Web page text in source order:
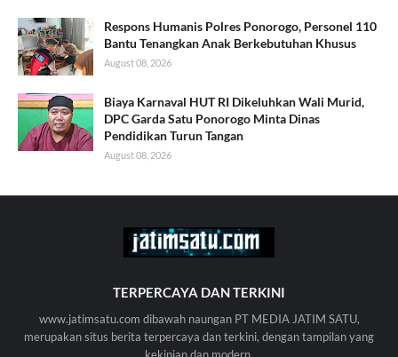
Respons Humanis Polres Ponorogo, Personel 110
Bantu Tenangkan Anak Berkebutuhan Khusus
August 08, 2026
Biaya Karnaval HUT RI Dikeluhkan Wali Murid,
DPC Garda Satu Ponorogo Minta Dinas
Pendidikan Turun Tangan
August 08, 2026
TERPERCAYA DAN TERKINI
www.jatimsatu.com dibawah naungan PT MEDIA JATIM SATU,
merupakan situs berita terpercaya dan terkini, dengan tampilan yang